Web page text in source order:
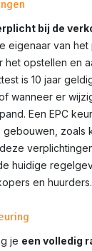
bij de
eigenaar van het
opstellen en
is 10 jaar
wanneer er
Een EPC
zoals
huidige
en huurders.
je een volledig